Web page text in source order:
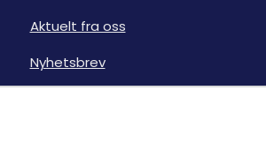
Aktuelt fra oss
Nyhetsbrev